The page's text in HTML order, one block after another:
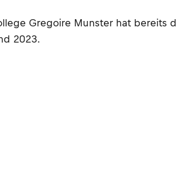
Gregoire Munster hat bereits
2023.